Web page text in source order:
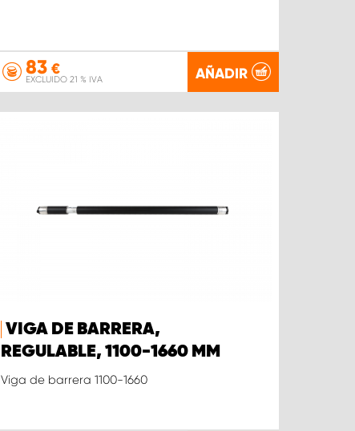
83 €
EXCLUIDO 21 % IVA AÑADIR
VIGA DE BARRERA,
REGULABLE, 1100-1660 MM
Viga de barrera 1100-1660